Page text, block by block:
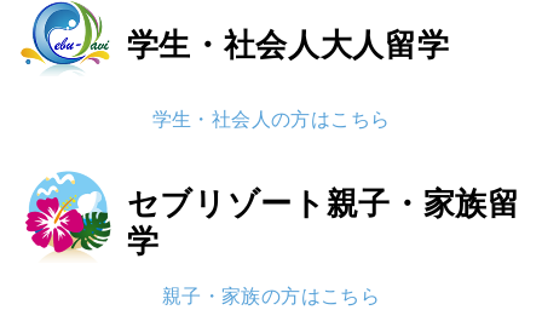
学生・社会人大人留学
学生・社会人の方はこちら
セブリゾート 親子・家族留
学
親子・家族の方はこちら